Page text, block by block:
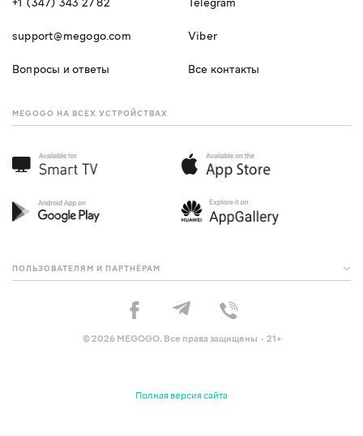
+1 (347) 343 27 82
support@megogo.com
Вопросы и ответы
Telegram
Viber
Все контакты
MEGOGO НА ВСЕХ УСТРОЙСТВАХ
ПОЛЬЗОВАТЕЛЯМ И ПАРТНЁРАМ
© 2026 MEGOGO. Все права защищены · 21+
Полная версия сайта